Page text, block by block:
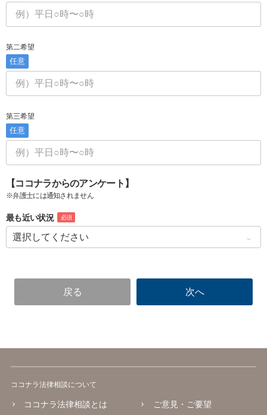
第二希望
任意
第三希望
任意
【ココナラからのアンケート】
※弁護士には通知されません
最も近い状況 必須
ココナラ法律相談について
ココナラ法律相談とは
ご意見・ご要望